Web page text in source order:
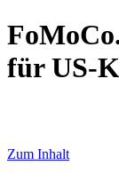
für US-
Zum Inhalt